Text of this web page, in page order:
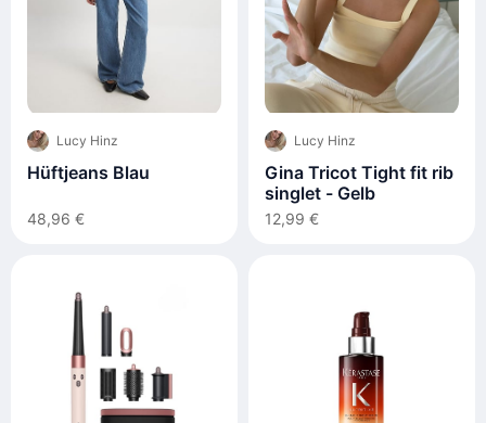
Lucy Hinz
Hüftjeans Blau
48,96 €
Lucy Hinz
Gina Tricot Tight fit rib
singlet - Gelb
12,99 €